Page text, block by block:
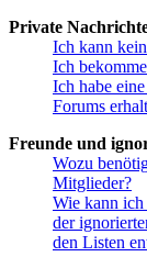
Private
Ich kann
Ich
Ich habe
Forums
Freunde und
Wozu
Mitglieder?
Wie kann
der
den Listen